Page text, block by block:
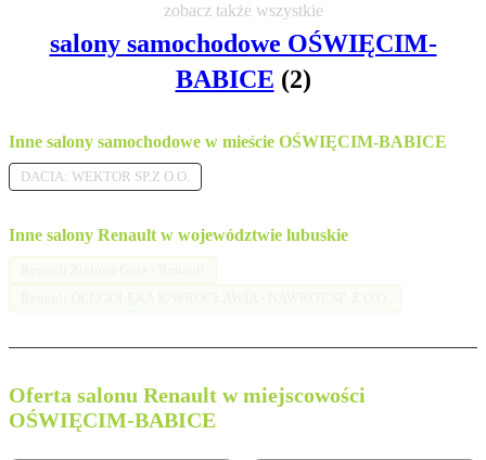
zobacz także wszystkie
salony samochodowe OŚWIĘCIM-
BABICE (2)
Inne salony samochodowe w mieście OŚWIĘCIM-BABICE
DACIA: WEKTOR SP.Z O.O.
Inne salony Renault w województwie lubuskie
Oferta salonu Renault w miejscowości
OŚWIĘCIM-BABICE